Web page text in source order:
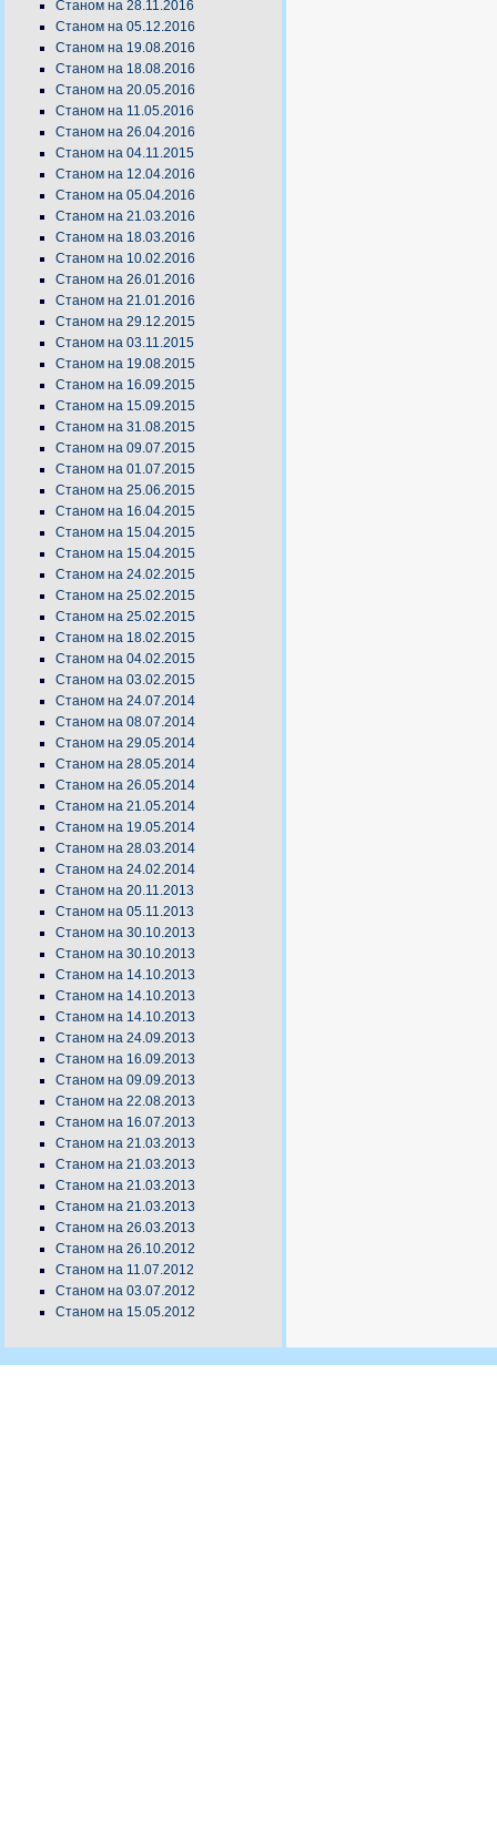
Станом на 28.11.2016
Станом на 05.12.2016
Станом на 19.08.2016
Станом на 18.08.2016
Станом на 20.05.2016
Станом на 11.05.2016
Станом на 26.04.2016
Станом на 04.11.2015
Станом на 12.04.2016
Станом на 05.04.2016
Станом на 21.03.2016
Станом на 18.03.2016
Станом на 10.02.2016
Станом на 26.01.2016
Станом на 21.01.2016
Станом на 29.12.2015
Станом на 03.11.2015
Станом на 19.08.2015
Станом на 16.09.2015
Станом на 15.09.2015
Станом на 31.08.2015
Станом на 09.07.2015
Станом на 01.07.2015
Станом на 25.06.2015
Станом на 16.04.2015
Станом на 15.04.2015
Станом на 15.04.2015
Станом на 24.02.2015
Станом на 25.02.2015
Станом на 25.02.2015
Станом на 18.02.2015
Станом на 04.02.2015
Станом на 03.02.2015
Станом на 24.07.2014
Станом на 08.07.2014
Станом на 29.05.2014
Станом на 28.05.2014
Станом на 26.05.2014
Станом на 21.05.2014
Станом на 19.05.2014
Станом на 28.03.2014
Станом на 24.02.2014
Станом на 20.11.2013
Станом на 05.11.2013
Станом на 30.10.2013
Станом на 30.10.2013
Станом на 14.10.2013
Станом на 14.10.2013
Станом на 14.10.2013
Станом на 24.09.2013
Станом на 16.09.2013
Станом на 09.09.2013
Станом на 22.08.2013
Станом на 16.07.2013
Станом на 21.03.2013
Станом на 21.03.2013
Станом на 21.03.2013
Станом на 21.03.2013
Станом на 26.03.2013
Станом на 26.10.2012
Станом на 11.07.2012
Станом на 03.07.2012
Станом на 15.05.2012